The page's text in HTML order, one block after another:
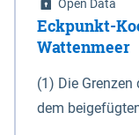
Open Data
Eckpunkt-
Wattenmeer
(1) Die
dem